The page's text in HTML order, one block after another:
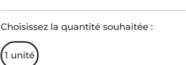
Choisissez la quantité souhaitée :
1 unité